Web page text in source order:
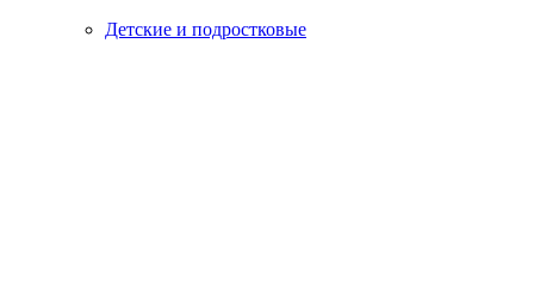
Детские и подростковые